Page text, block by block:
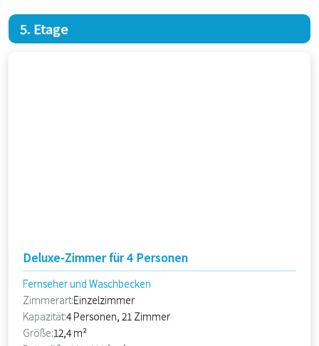
5. Etage
Deluxe-Zimmer für 4 Personen
Fernseher und Waschbecken
Zimmerart:Einzelzimmer
Kapazität:4 Personen, 21 Zimmer
Größe:12,4 m²